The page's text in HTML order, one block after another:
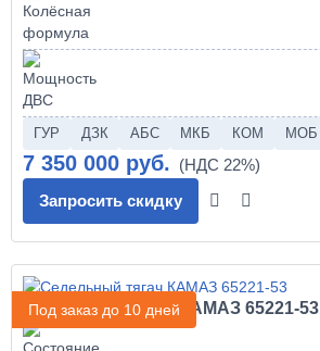
ГУР ДЗК АБС МКБ КОМ МОБ
7 350 000 руб.
Запросить скидку
Под заказ до 10 дней
Седельный тягач КАМАЗ 65221-53